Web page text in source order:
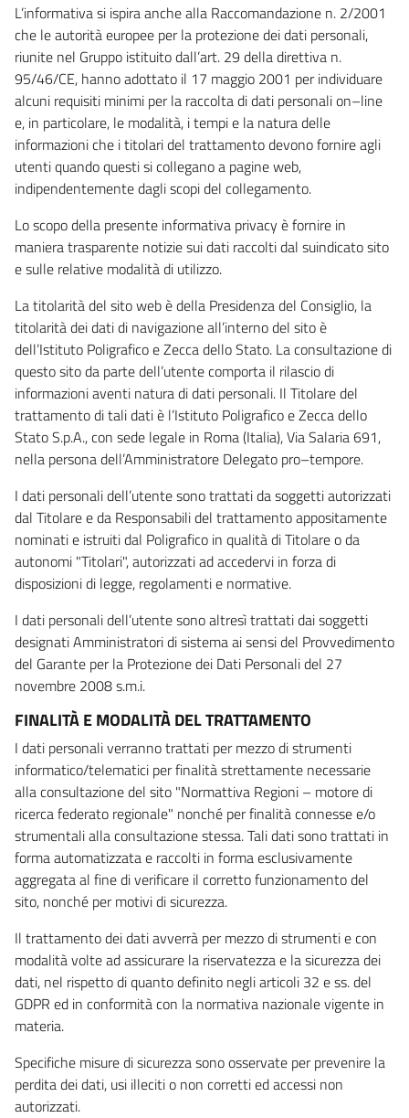
L’informativa si ispira anche alla Raccomandazione n. 2/2001
che le autorità europee per la protezione dei dati personali,
riunite nel Gruppo istituito dall’art. 29 della direttiva n.
95/46/CE, hanno adottato il 17 maggio 2001 per individuare
alcuni requisiti minimi per la raccolta di dati personali on–line
e, in particolare, le modalità, i tempi e la natura delle
informazioni che i titolari del trattamento devono fornire agli
utenti quando questi si collegano a pagine web,
indipendentemente dagli scopi del collegamento.
Lo scopo della presente informativa privacy è fornire in
maniera trasparente notizie sui dati raccolti dal suindicato sito
e sulle relative modalità di utilizzo.
La titolarità del sito web è della Presidenza del Consiglio, la
titolarità dei dati di navigazione all’interno del sito è
dell’Istituto Poligrafico e Zecca dello Stato. La consultazione di
questo sito da parte dell’utente comporta il rilascio di
informazioni aventi natura di dati personali. Il Titolare del
trattamento di tali dati è l’Istituto Poligrafico e Zecca dello
Stato S.p.A., con sede legale in Roma (Italia), Via Salaria 691,
nella persona dell’Amministratore Delegato pro–tempore.
I dati personali dell’utente sono trattati da soggetti autorizzati
dal Titolare e da Responsabili del trattamento appositamente
nominati e istruiti dal Poligrafico in qualità di Titolare o da
autonomi "Titolari", autorizzati ad accedervi in forza di
disposizioni di legge, regolamenti e normative.
I dati personali dell’utente sono altresì trattati dai soggetti
designati Amministratori di sistema ai sensi del Provvedimento
del Garante per la Protezione dei Dati Personali del 27
novembre 2008 s.m.i.
FINALITÀ E MODALITÀ DEL TRATTAMENTO
I dati personali verranno trattati per mezzo di strumenti
informatico/telematici per finalità strettamente necessarie
alla consultazione del sito "Normattiva Regioni – motore di
ricerca federato regionale" nonché per finalità connesse e/o
strumentali alla consultazione stessa. Tali dati sono trattati in
forma automatizzata e raccolti in forma esclusivamente
aggregata al fine di verificare il corretto funzionamento del
sito, nonché per motivi di sicurezza.
Il trattamento dei dati avverrà per mezzo di strumenti e con
modalità volte ad assicurare la riservatezza e la sicurezza dei
dati, nel rispetto di quanto definito negli articoli 32 e ss. del
GDPR ed in conformità con la normativa nazionale vigente in
materia.
Specifiche misure di sicurezza sono osservate per prevenire la
perdita dei dati, usi illeciti o non corretti ed accessi non
autorizzati.